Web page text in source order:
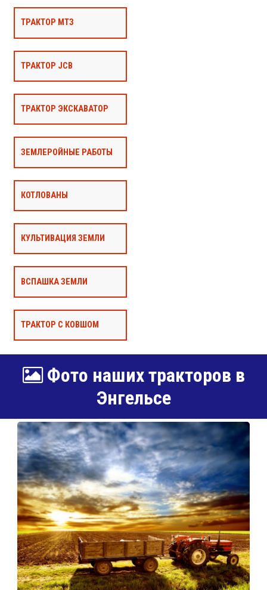
ТРАКТОР МТЗ
ТРАКТОР JCB
ТРАКТОР ЭКСКАВАТОР
ЗЕМЛЕРОЙНЫЕ РАБОТЫ
КОТЛОВАНЫ
КУЛЬТИВАЦИЯ ЗЕМЛИ
ВСПАШКА ЗЕМЛИ
ТРАКТОР С КОВШОМ
Фото наших тракторов в
Энгельсе